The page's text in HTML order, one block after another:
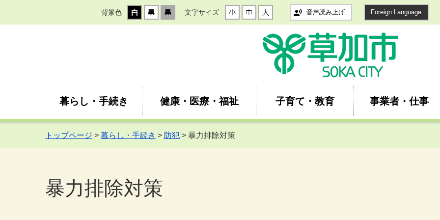
背景色 文字サイズ 音声読み上げ Foreign Language
暮らし・手続き 健康・医療・福祉 子育て・教育 事業者・仕事
トップページ > 暮らし・手続き > 防犯 > 暴力排除対策
暴力排除対策